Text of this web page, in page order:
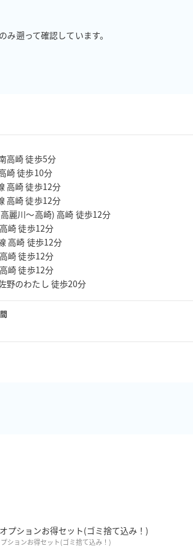
遡って確認しています。
高崎 徒歩5分
崎 徒歩10分
高崎 徒歩12分
高崎 徒歩12分
麗川～高崎) 高崎 徒歩12分
崎 徒歩12分
高崎 徒歩12分
崎 徒歩12分
崎 徒歩12分
野のわたし 徒歩20分
プションお得セット(ゴミ捨て込み！)
ションお得セット(ゴミ捨て込み！)